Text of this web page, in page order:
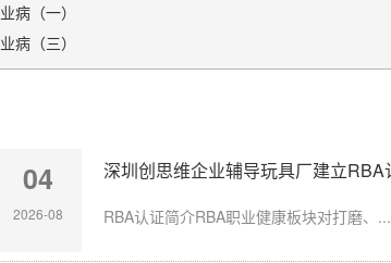
病（一）
病（三）
工带薪年假，工龄认定、...
04
2026-08 RBA认证简介RBA职业健康板块对打磨、...